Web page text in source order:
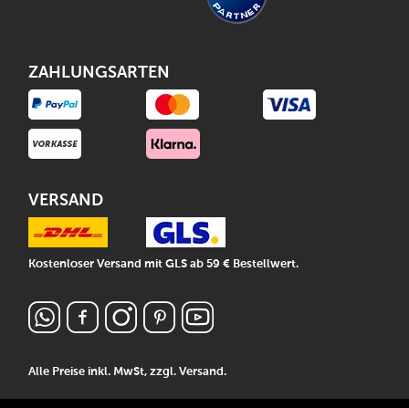
Alle Preise inkl. MwSt, zzgl.Versand.
ZAHLUNGSARTEN
VERSAND
Kostenloser Versand mit GLS ab 59 € Bestellwert.